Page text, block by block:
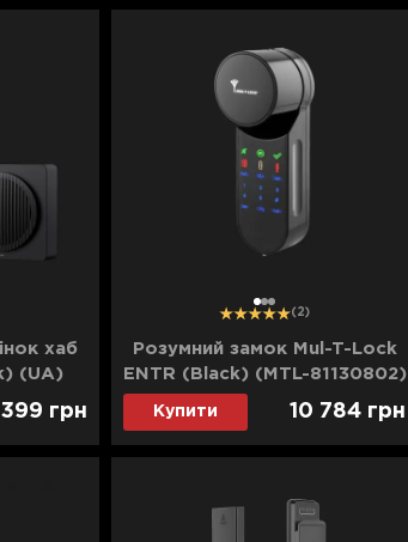
хаб
(UA)
грн
12 3 (2)
Розумний замок Mul-T-Lock
ENTR (Black) (MTL-81130802)
Купити 10 784 грн